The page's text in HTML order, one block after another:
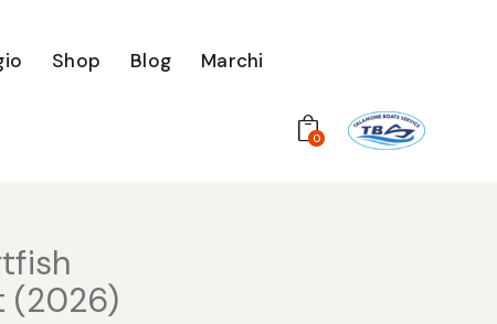
Shop Blog Marchi
0
(2026)